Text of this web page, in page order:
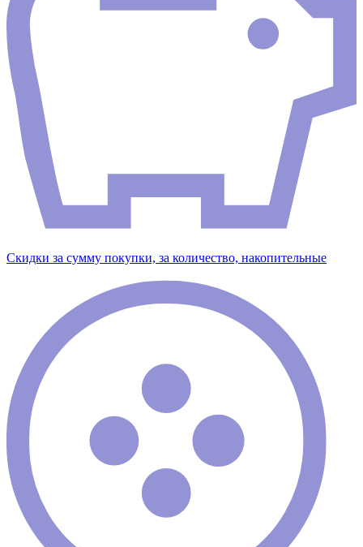
Скидки за сумму покупки, за количество, накопительные